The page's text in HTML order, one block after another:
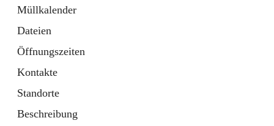
Müllkalender
Dateien
Öffnungszeiten
Kontakte
Standorte
Beschreibung